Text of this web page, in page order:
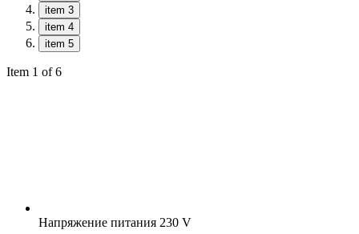
item 3
item 4
item 5
Item 1 of 6
Напряжение питания 230 V